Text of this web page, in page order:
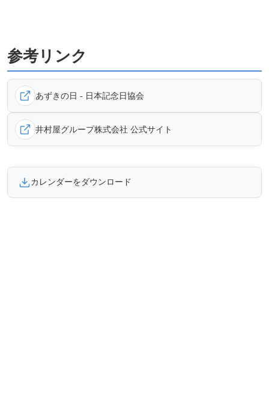
参考リンク
あずきの日 - 日本記念日協会
井村屋グループ株式会社 公式サイト
カレンダーをダウンロード